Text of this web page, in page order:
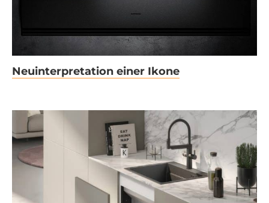
Neuinterpretation einer Ikone
Blanco Multi Frame